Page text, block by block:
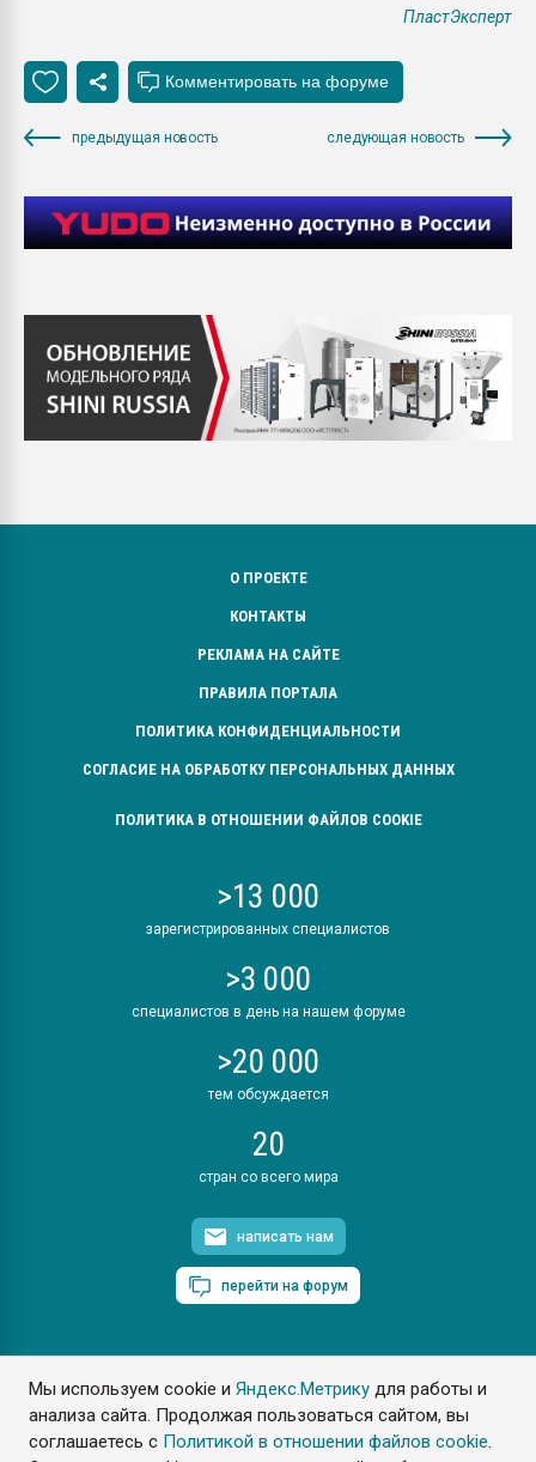
Мы используем cookie иЯндекс.Метрику для работы и
анализа сайта. Продолжая пользоваться сайтом, вы
соглашаетесь с Политикой в отношении файлов cookie.
ПластЭксперт
предыдущая новость следующая новость
О ПРОЕКТЕ
КОНТАКТЫ
РЕКЛАМА НА САЙТЕ
ПРАВИЛА ПОРТАЛА
ПОЛИТИКА КОНФИДЕНЦИАЛЬНОСТИ
СОГЛАСИЕ НА ОБРАБОТКУ ПЕРСОНАЛЬНЫХ ДАННЫХ
ПОЛИТИКА В ОТНОШЕНИИ ФАЙЛОВ COOKIE
>13 000
зарегистрированных специалистов
>3 000
специалистов в день на нашем форуме
>20 000
тем обсуждается
20
стран со всего мира
написать нам
перейти на форум
ПластЭксперт © 2006. Все права защищены
Разрешается копирование материалов сайта с обязательной
ссылкой на www.e-plastic.ru